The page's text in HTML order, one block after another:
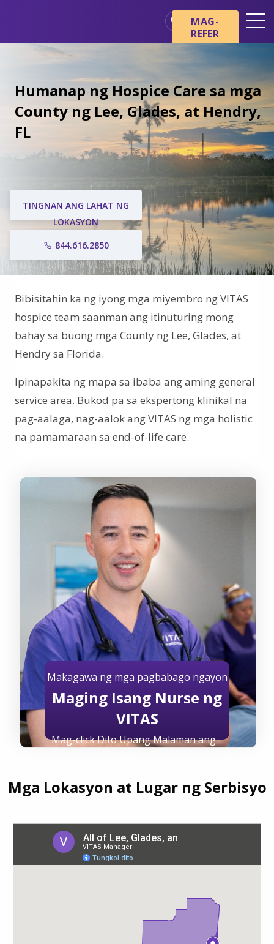
Mga Lokasyon
Mga Pangunahing Kaalaman
tungkol sa Hospice
Ang aming mga Serbisyo
Healthcare Professionals
Pamilya at Mga Tagapag-
MAG-
REFER
Humanap ng Hospice Care sa mga
County ng Lee, Glades, at Hendry,
FL
844.616.2850
TINGNAN ANG LAHAT NG
LOKASYON
Bibisitahin ka ng iyong mga miyembro ng VITAS
hospice team saanman ang itinuturing mong
bahay sa buong mga County ng Lee, Glades, at
Hendry sa Florida.
Ipinapakita ng mapa sa ibaba ang aming general
service area. Bukod pa sa ekspertong klinikal na
pag-aalaga, nag-aalok ang VITAS ng mga holistic
na pamamaraan sa end-of-life care.
Makagawa ng mga pagbabago ngayon
Maging Isang Nurse ng
VITAS
Mag-click Dito Upang Malaman ang
Mga Lokasyon at Lugar ng Serbisyo